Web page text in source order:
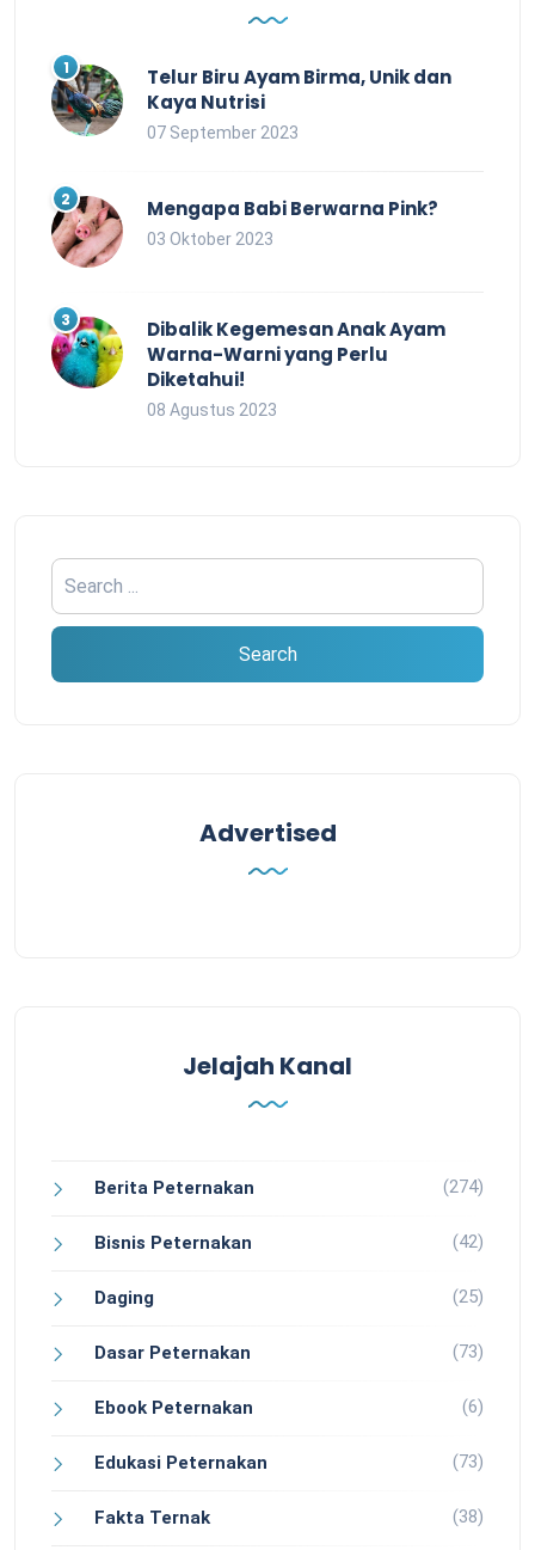
Telur Biru Ayam Birma, Unik dan
Kaya Nutrisi
07 September 2023
Mengapa Babi Berwarna Pink?
03 Oktober 2023
Dibalik Kegemesan Anak Ayam
Warna-Warni yang Perlu
Diketahui!
08 Agustus 2023
Advertised
Jelajah Kanal
Berita Peternakan (274)
Bisnis Peternakan (42)
Daging (25)
Dasar Peternakan (73)
Ebook Peternakan (6)
Edukasi Peternakan (73)
Fakta Ternak (38)